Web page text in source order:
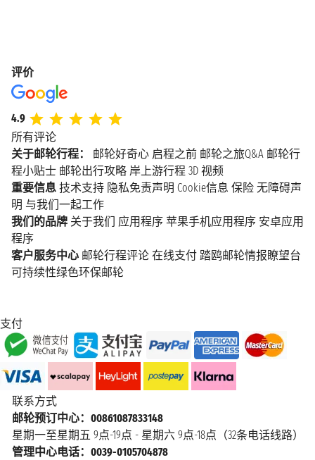
评价
4.9
所有评论
关于邮轮行程：
邮轮好奇心 启程之前 邮轮之旅Q&A 邮轮行
程小贴士 邮轮出行攻略 岸上游行程 3D 视频
重要信息 技术支持 隐私免责声明 Cookie信息 保险 无障碍声
明 与我们一起工作
我们的品牌 关于我们 应用程序 苹果手机应用程序 安卓应用
程序
客户服务中心 邮轮行程评论 在线支付 踏鸥邮轮情报瞭望台
可持续性绿色环保邮轮
支付
联系方式
邮轮预订中心：00861087833148
星期一至星期五 9点-19点 - 星期六 9点-18点（32条电话线路）
管理中心电话：0039-0105704878